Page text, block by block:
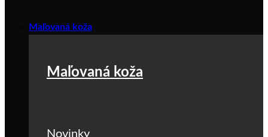
Maľovaná koža
Maľovaná koža
Novinky